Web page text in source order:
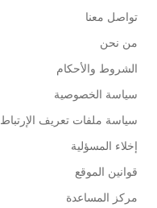
تواصل معنا
من نحن
الشروط والأحكام
سياسة الخصوصية
سياسة ملفات تعريف الإرتباط
إخلاء المسؤلية
قوانين الموقع
مركز المساعدة